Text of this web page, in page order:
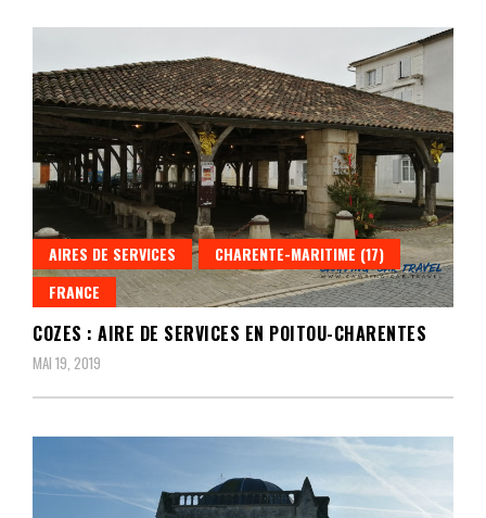
AIRES DE SERVICES
CHARENTE-MARITIME (17)
FRANCE
COZES : AIRE DE SERVICES EN POITOU-CHARENTES
MAI 19, 2019